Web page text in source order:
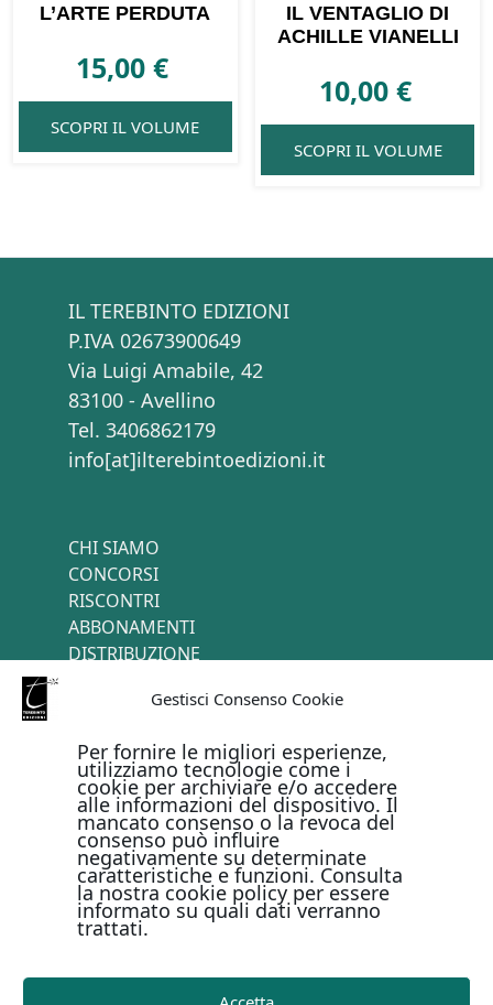
Gestisci Consenso Cookie
Per fornire le migliori esperienze,
utilizziamo tecnologie come i
cookie per archiviare e/o accedere
alle informazioni del dispositivo. Il
mancato consenso o la revoca del
consenso può influire
negativamente su determinate
caratteristiche e funzioni. Consulta
la nostra cookie policy per essere
informato su quali dati verranno
trattati.
L’ARTE PERDUTA
15,00€
SCOPRI IL VOLUME
IL VENTAGLIO DI
ACHILLE VIANELLI
10,00 €
SCOPRI IL VOLUME
IL TEREBINTO EDIZIONI
P.IVA 02673900649
Via Luigi Amabile, 42
83100 - Avellino
Tel. 3406862179
info[at]ilterebintoedizioni.it
CHI SIAMO
CONCORSI
RISCONTRI
ABBONAMENTI
DISTRIBUZIONE
PAGAMENTI ONLINE CON
Metodi di pagamento